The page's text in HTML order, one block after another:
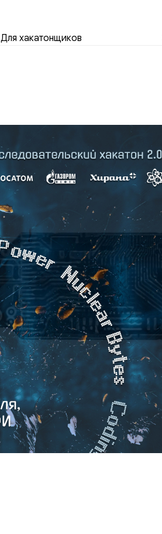
Для хакатонщиков